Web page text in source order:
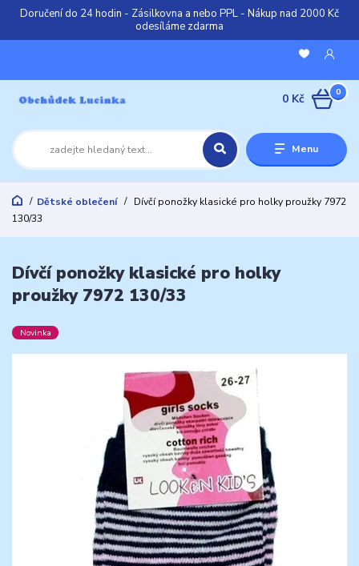
Doručení do 24 hodin - Zásilkovna a nebo PPL - Nákup nad 2000 Kč
odesíláme zdarma
Menu
0
0 Kč
Dětské oblečení
Dívčí ponožky klasické pro holky proužky 7972
130/33
Dívčí ponožky klasické pro holky
proužky 7972 130/33
Novinka